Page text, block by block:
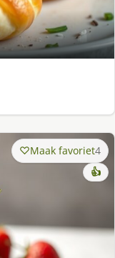
Maak favoriet4
👍